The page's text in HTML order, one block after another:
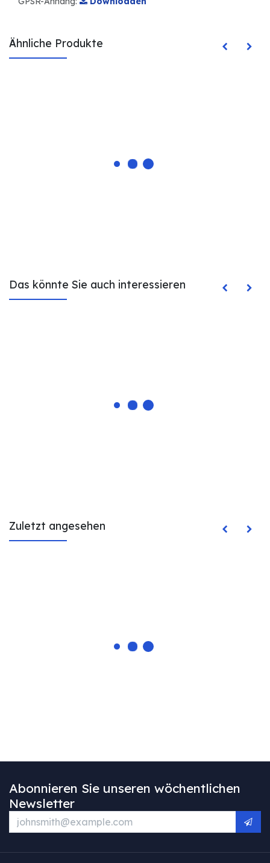
Ähnliche Produkte
Das könnte Sie auch interessieren
Zuletzt angesehen
Abonnieren Sie unseren wöchentlichen
Newsletter